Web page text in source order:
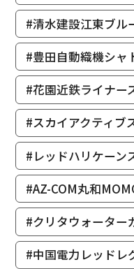
#清水建設江東ブル
#豊田自動織機シャ
#花園近鉄ライナー
#スカイアクティブ
#レッドハリケーン
#AZ-COM丸和
#クリタウォーター
#中国電力レッドレ